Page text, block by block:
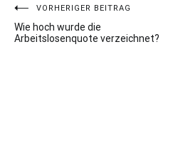
Beitragsnavigation
VORHERIGER BEITRAG
Wie hoch wurde die
Arbeitslosenquote verzeichnet?